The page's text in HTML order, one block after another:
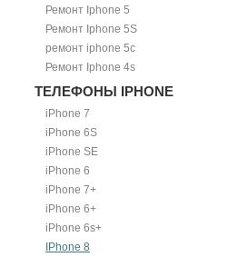
Ремонт Iphone 5
Ремонт Iphone 5S
ремонт iphone 5c
Ремонт Iphone 4s
ТЕЛЕФОНЫ IPHONE
iPhone 7
iPhone 6S
iPhone SE
iPhone 6
iPhone 7+
iPhone 6+
iPhone 6s+
IPhone 8